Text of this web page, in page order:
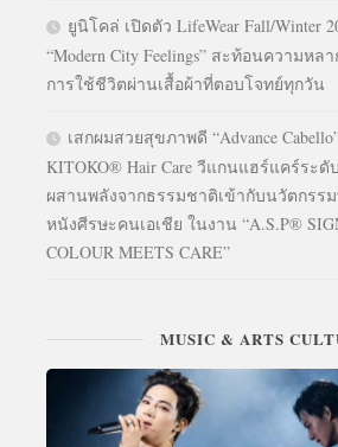
ยูนิโคล่ เปิดตัว LifeWear Fall/Winter
“Modern City Feelings” สะท้อนความห
การใช้ชีวิตผ่านเสื้อผ้าที่ตอบโจทย์ทุกวัน
เสกผมสวยสุขภาพดี “Advance
KITOKO® Hair Care วีแกนแฮร์แคร์ระ
ผสานพลังจากธรรมชาติเข้ากับนวัตกรร
หนังศีรษะคนเอเชีย ในงาน “A.S.P®
COLOUR MEETS CARE”
MUSIC & ARTS